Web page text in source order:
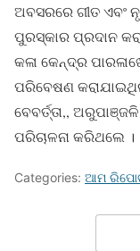
ଅବସରରେ ଗୀତ ଏବଂ
ପୁରସ୍କାର ପ୍ରଦାନ
କଳା କେନ୍ଦ୍ର
ପରିବେଷଣ
ବେବର୍ତ୍ତା,,
ପରିଚାଳନା କରିଥଲେ ।
Categories: ଆମ